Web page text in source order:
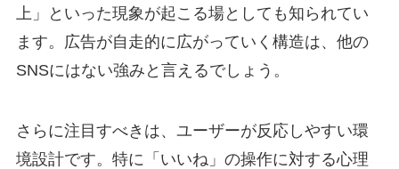
上」といった現象が起こる場としても知られてい
ます。
広告が自走的に広がっていく構造は、他の
SNSにはない強みと言えるでしょう。
さらに注目すべきは、ユーザーが反応しやすい環
境設計です。特に「いいね」の操作に対する心理